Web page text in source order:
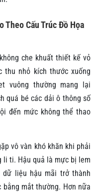
Theo Cấu Trúc Đồ Họa
che khuất thiết kế vỏ
thu nhỏ kích thước xuống
vuông thường mang lại
quá bé các dải ô thông số
đến mức không thể thao
vô vàn khó khăn khi phải
li ti. Hậu quả là mực bị lem
dữ liệu hậu mãi trở thành
bằng mắt thường. Hơn nữa